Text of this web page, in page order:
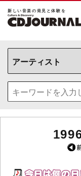
新しい⾳楽の発⾒と体験を